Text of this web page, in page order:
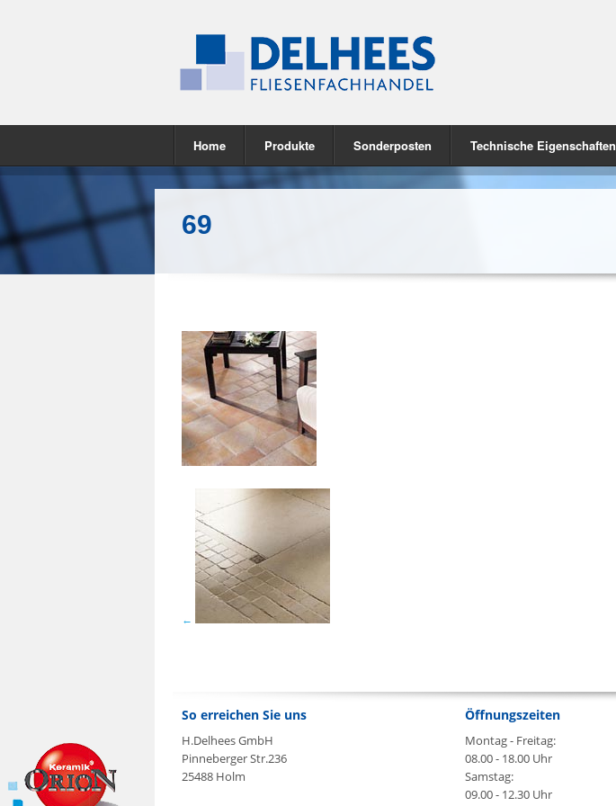
Home Produkte Sonderposten Technische Eigenschaften
69
So erreichen Sie uns
H.Delhees GmbH
Pinneberger Str.236
25488 Holm
Öffnungszeiten
Montag - Freitag:
08.00 - 18.00 Uhr
Samstag:
09.00 - 12.30 Uhr